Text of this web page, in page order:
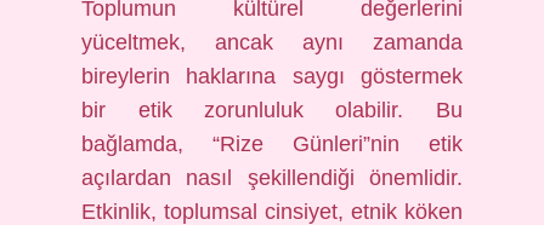
Toplumun kültürel değerlerini
yüceltmek, ancak aynı zamanda
bireylerin haklarına saygı göstermek
bir etik zorunluluk olabilir. Bu
bağlamda, “Rize Günleri”nin etik
açılardan nasıl şekillendiği önemlidir.
Etkinlik, toplumsal cinsiyet, etnik köken